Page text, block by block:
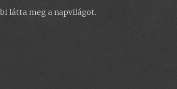
látta meg a napvilágot.